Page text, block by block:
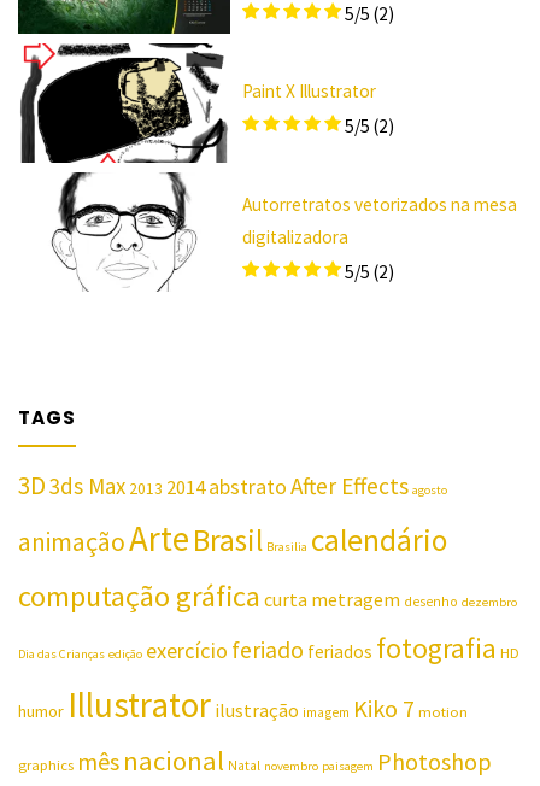
5/5 (2)
Paint X Illustrator
5/5 (2)
Autorretratos vetorizados na mesa
digitalizadora
5/5 (2)
TAGS
3D3ds Max 2013 2014abstratoAfter Effects agosto
animaçãoArteBrasil Brasilia calendário
computação gráfica curta metragem desenho dezembro
Dia das Crianças edição exercício feriado feriados fotografia HD
humor Illustrator ilustração imagem Kiko 7 motion
graphics mês nacional Natal novembro paisagem Photoshop